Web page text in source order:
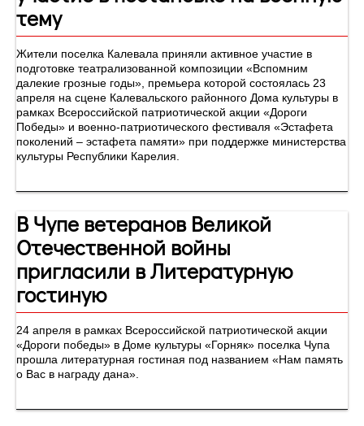
тему
Жители поселка Калевала приняли активное участие в
подготовке театрализованной композиции «Вспомним
далекие грозные годы», премьера которой состоялась 23
апреля на сцене Калевальского районного Дома культуры в
рамках Всероссийской патриотической акции «Дороги
Победы» и военно-патриотического фестиваля «Эстафета
поколений – эстафета памяти» при поддержке министерства
культуры Республики Карелия.
В Чупе ветеранов Великой
Отечественной войны
пригласили в Литературную
гостиную
24 апреля в рамках Всероссийской патриотической акции
«Дороги победы» в Доме культуры «Горняк» поселка Чупа
прошла литературная гостиная под названием «Нам память
о Вас в награду дана».